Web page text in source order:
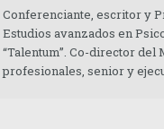
Conferenciante, escritor y
Estudios avanzados en
“Talentum”. Co-director del
profesionales, senior y